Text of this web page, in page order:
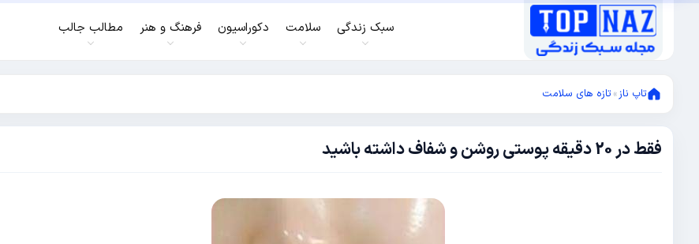
سبک زندگی سلامت دکوراسیون فرهنگ و هنر مطالب جالب
تاپ ناز»تازه های سلامت
فقط در 20 دقیقه پوستی روشن و شفاف داشته باشید
نوامبر